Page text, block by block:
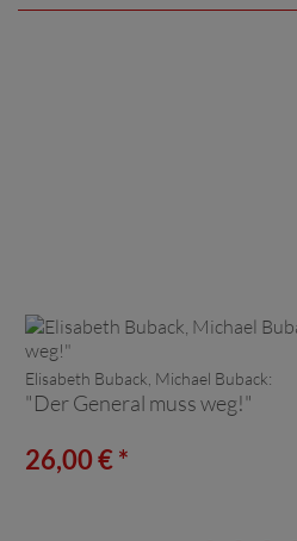
Elisabeth Buback, Michael Buback:
"Der General muss weg!"
26,00 € *